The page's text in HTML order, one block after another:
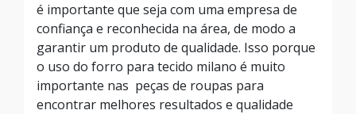
é importante que seja com uma empresa de
confiança e reconhecida na área, de modo a
garantir um produto de qualidade. Isso porque
o uso do forro para tecido milano é muito
importante nas peças de roupas para
encontrar melhores resultados e qualidade